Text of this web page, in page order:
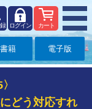
カート
ログイン
書籍 電子版
どう対応すれ